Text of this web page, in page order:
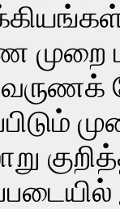
முறை
வருணக்